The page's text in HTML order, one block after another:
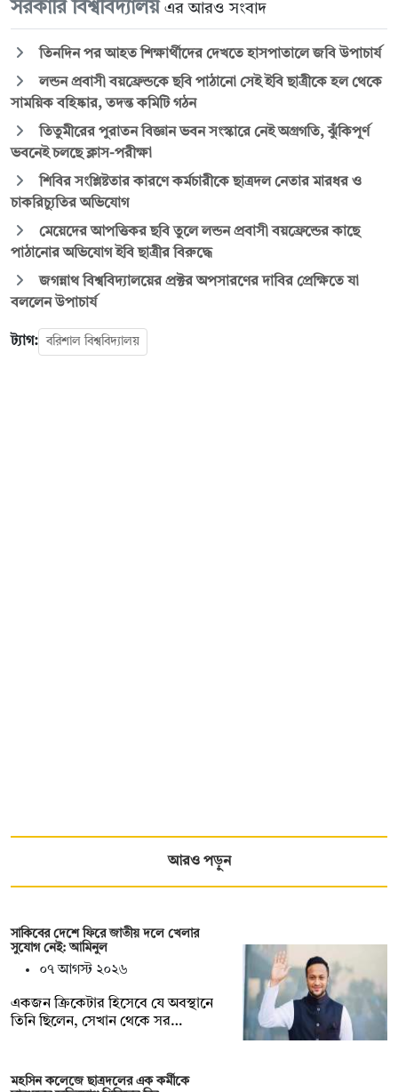
সরকারি বিশ্ববিদ্যালয় এর আরও সংবাদ
তিনদিন পর আহত শিক্ষার্থীদের দেখতে হাসপাতালে জবি উপাচার্য
লন্ডন প্রবাসী বয়ফ্রেন্ডকে ছবি পাঠানো সেই ইবি ছাত্রীকে হল থেকে
সাময়িক বহিষ্কার, তদন্ত কমিটি গঠন
তিতুমীরের পুরাতন বিজ্ঞান ভবন সংস্কারে নেই অগ্রগতি, ঝুঁকিপূর্ণ
ভবনেই চলছে ক্লাস-পরীক্ষা
শিবির সংশ্লিষ্টতার কারণে কর্মচারীকে ছাত্রদল নেতার মারধর ও
চাকরিচ্যুতির অভিযোগ
মেয়েদের আপত্তিকর ছবি তুলে লন্ডন প্রবাসী বয়ফ্রেন্ডের কাছে
পাঠানোর অভিযোগ ইবি ছাত্রীর বিরুদ্ধে
জগন্নাথ বিশ্ববিদ্যালয়ের প্রক্টর অপসারণের দাবির প্রেক্ষিতে যা
বললেন উপাচার্য
ট্যাগ: বরিশাল বিশ্ববিদ্যালয়
আরও পড়ুন
সাকিবের দেশে ফিরে জাতীয় দলে খেলার
সুযোগ নেই: আমিনুল
০৭ আগস্ট ২০২৬
একজন ক্রিকেটার হিসেবে যে অবস্থানে
তিনি ছিলেন, সেখান থেকে সর…
মহসিন কলেজে ছাত্রদলের এক কর্মীকে